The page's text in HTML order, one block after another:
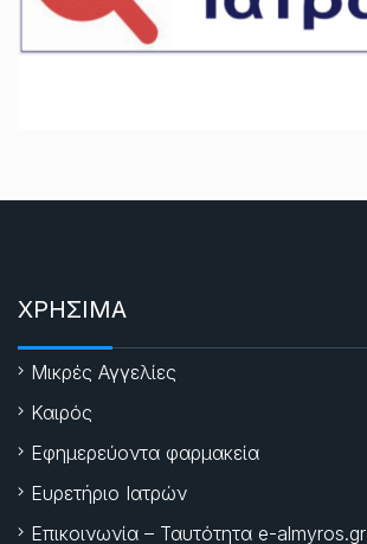
ΧΡΗΣΙΜΑ
Μικρές Αγγελίες
Καιρός
Εφημερεύοντα φαρμακεία
Ευρετήριο Ιατρών
Επικοινωνία – Ταυτότητα e-almyros.gr